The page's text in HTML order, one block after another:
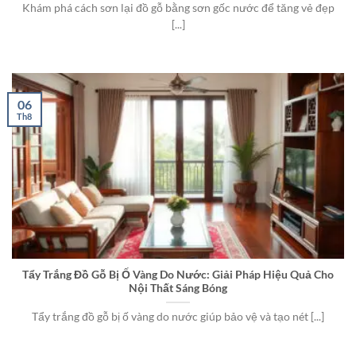
Khám phá cách sơn lại đồ gỗ bằng sơn gốc nước để tăng vẻ đẹp
[...]
Tẩy Trắng Đồ Gỗ Bị Ố Vàng Do Nước: Giải Pháp Hiệu Quả Cho
Nội Thất Sáng Bóng
Tẩy trắng đồ gỗ bị ố vàng do nước giúp bảo vệ và tạo nét [...]
06
Th8